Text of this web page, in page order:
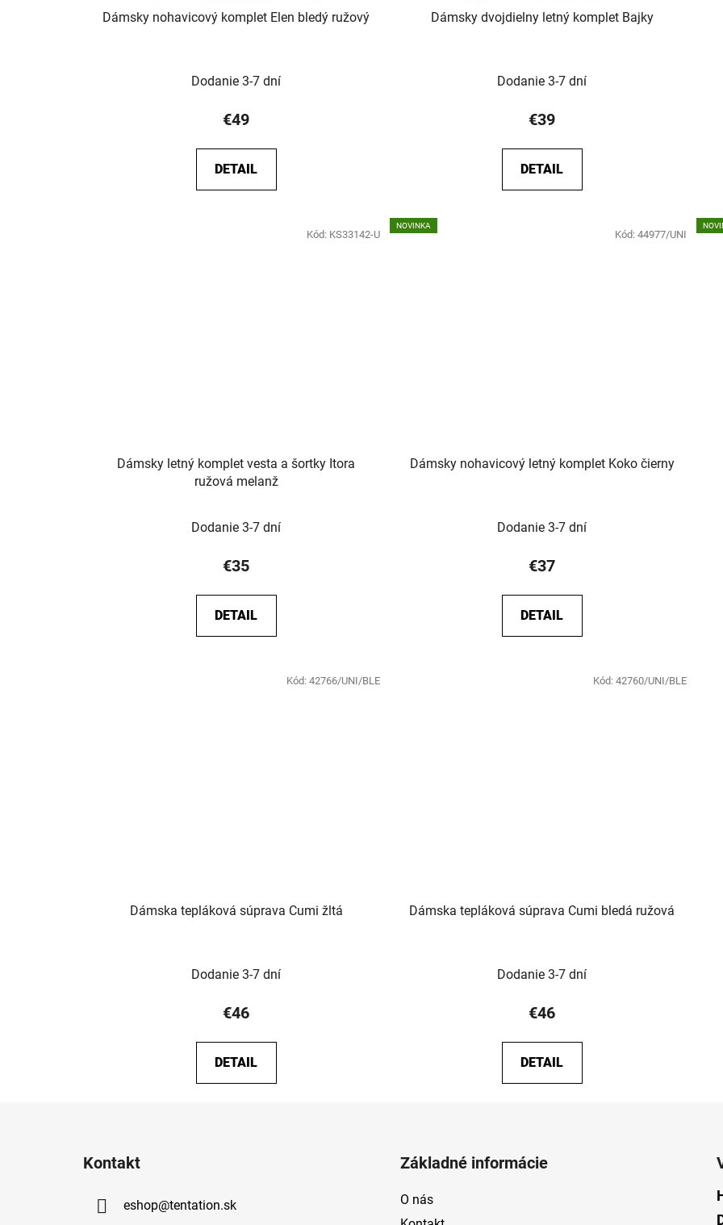
Dámsky nohavicový komplet Elen bledý ružový
Dodanie 3-7 dní
€49
DETAIL
Dámsky dvojdielny letný komplet Bajky
Dodanie 3-7 dní
€39
DETAIL
Dámsky letný komplet vesta a šortky Itora
ružová melanž
Dodanie 3-7 dní
€35
DETAIL
Kód: KS33142-U
NOVINKA
Dámsky nohavicový letný komplet Koko čierny
Dodanie 3-7 dní
€37
DETAIL
Kód: 44977/UNI
Dámska tepláková súprava Cumi žltá
Dodanie 3-7 dní
€46
DETAIL
Kód:42766/UNI/BLE
Dámska tepláková súprava Cumi bledá ružová
Dodanie 3-7 dní
€46
DETAIL
Kód: 42760/UNI/BLE
Kontakt
eshop@tentation.sk
Základné informácie
O nás